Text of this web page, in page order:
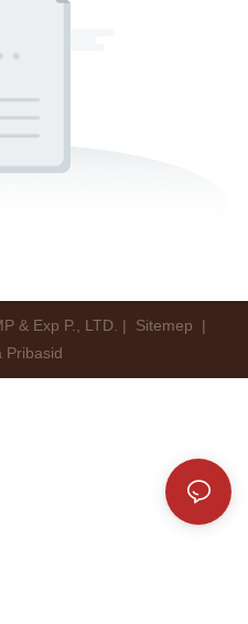
& Exp P., LTD. | Sitemep
|
Pribasid